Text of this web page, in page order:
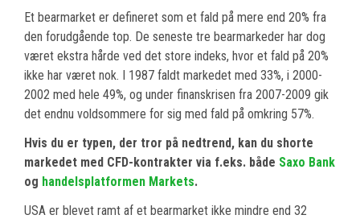
Et bearmarket er defineret som et fald på mere end 20% fra
den forudgående top. De seneste tre bearmarkeder har dog
været ekstra hårde ved det store indeks, hvor et fald på 20%
ikke har været nok. I 1987 faldt markedet med 33%, i 2000-
2002 med hele 49%, og under finanskrisen fra 2007-2009 gik
det endnu voldsommere for sig med fald på omkring 57%.
Hvis du er typen, der tror på nedtrend, kan du shorte
markedet med CFD-kontrakter via f.eks. både Saxo Bank
og handelsplatformen Markets.
USA er blevet ramt af et bearmarket ikke mindre end 32